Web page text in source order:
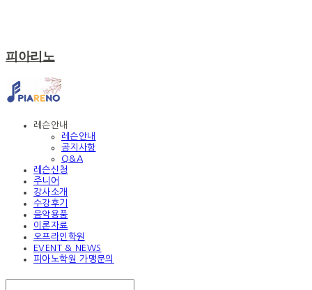
피아리노
레슨안내
레슨안내
공지사항
Q&A
레슨신청
주니어
강사소개
수강후기
음악용품
이론자료
오프라인학원
EVENT & NEWS
피아노학원 가맹문의